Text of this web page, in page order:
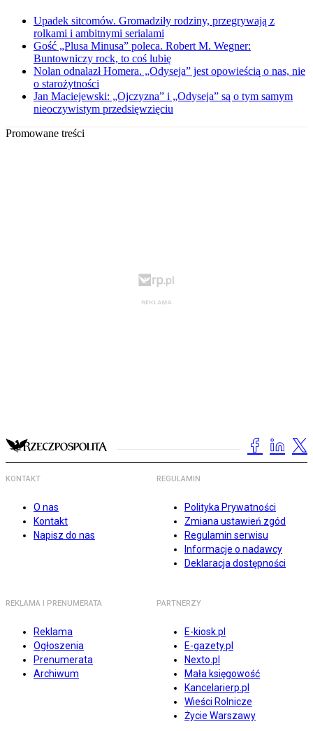
Upadek sitcomów. Gromadziły rodziny, przegrywają z
rolkami i ambitnymi serialami
Gość „Plusa Minusa” poleca. Robert M. Wegner:
Buntowniczy rock, to coś lubię
Nolan odnalazł Homera. „Odyseja” jest opowieścią o nas, nie
o starożytności
Jan Maciejewski: „Ojczyzna” i „Odyseja” są o tym samym
nieoczywistym przedsięwzięciu
Promowane treści
KONTAKT
O nas
Kontakt
Napisz do nas
REGULAMIN
Polityka Prywatności
Zmiana ustawień zgód
Regulamin serwisu
Informacje o nadawcy
Deklaracja dostępności
REKLAMA I PRENUMERATA
Reklama
Ogłoszenia
Prenumerata
Archiwum
PARTNERZY
E-kiosk.pl
E-gazety.pl
Nexto.pl
Mała księgowość
Kancelarierp.pl
Wieści Rolnicze
Życie Warszawy